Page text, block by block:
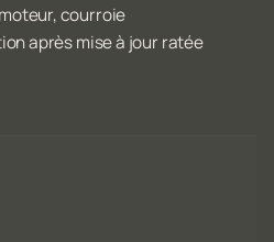
courroie
après mise à jour ratée